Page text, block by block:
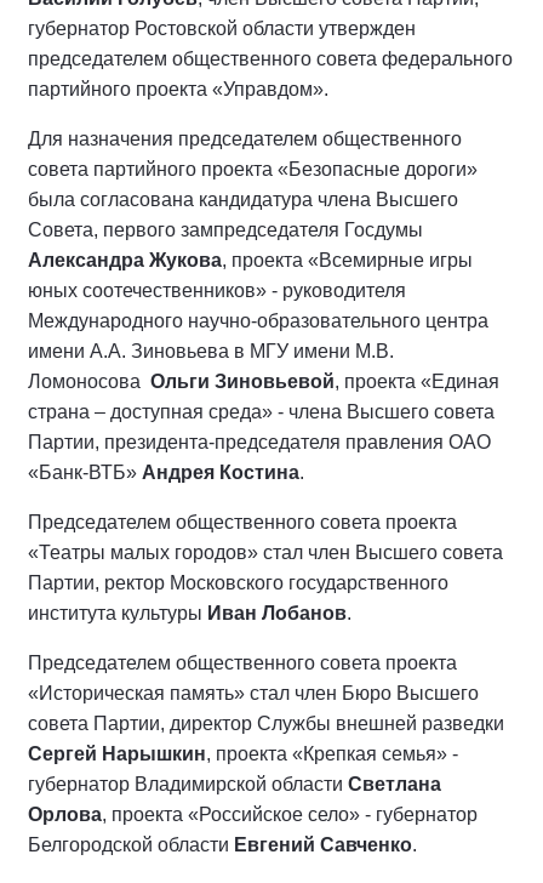
губернатор Ростовской области утвержден
председателем общественного совета федерального
партийного проекта «Управдом».
Для назначения председателем общественного
совета партийного проекта «Безопасные дороги»
была согласована кандидатура члена Высшего
Совета, первого зампредседателя Госдумы
Александра Жукова, проекта «Всемирные игры
юных соотечественников» - руководителя
Международного научно-образовательного центра
имени А.А. Зиновьева в МГУ имени М.В.
Ломоносова Ольги Зиновьевой, проекта «Единая
страна – доступная среда» - члена Высшего совета
Партии, президента-председателя правления ОАО
«Банк-ВТБ» Андрея Костина.
Председателем общественного совета проекта
«Театры малых городов» стал член Высшего совета
Партии, ректор Московского государственного
института культуры Иван Лобанов.
Председателем общественного совета проекта
«Историческая память» стал член Бюро Высшего
совета Партии, директор Службы внешней разведки
Сергей Нарышкин, проекта «Крепкая семья» -
губернатор Владимирской области Светлана
Орлова, проекта «Российское село» - губернатор
Белгородской области Евгений Савченко.